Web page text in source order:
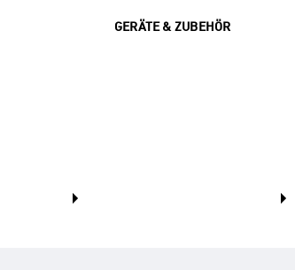
GERÄTE & ZUBEHÖR